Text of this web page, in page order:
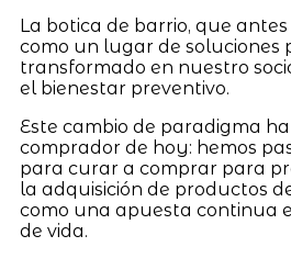
La botica de barrio, que
como un lugar de soluciones
transformado en nuestro
el bienestar preventivo.
Este cambio de paradigma
comprador de hoy: hemos
para curar a comprar para
la adquisición de productos
como una apuesta continua
de vida.